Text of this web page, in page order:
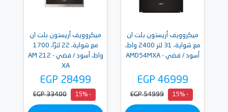
ميكروويف أريستون بلت ان
مع شواية، 31 لتر 2400 واط،
أسود / فضي - AMD54MXA
EGP 46999
- 15%
EGP 54999
ميكروويف أريستون بلت ان
مع شواية، 22 لترًا، 1700
واط، أسود / فضي - AM 212
XA
EGP 28499
- 15%
EGP 33400